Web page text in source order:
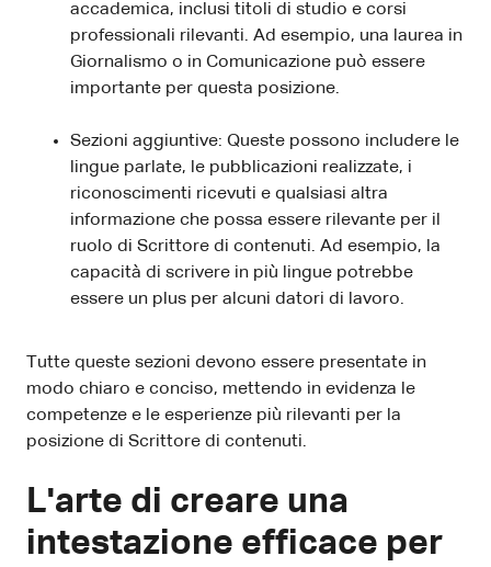
accademica, inclusi titoli di studio e corsi
professionali rilevanti. Ad esempio, una laurea in
Giornalismo o in Comunicazione può essere
importante per questa posizione.
Sezioni aggiuntive: Queste possono includere le
lingue parlate, le pubblicazioni realizzate, i
riconoscimenti ricevuti e qualsiasi altra
informazione che possa essere rilevante per il
ruolo di Scrittore di contenuti. Ad esempio, la
capacità di scrivere in più lingue potrebbe
essere un plus per alcuni datori di lavoro.
Tutte queste sezioni devono essere presentate in
modo chiaro e conciso, mettendo in evidenza le
competenze e le esperienze più rilevanti per la
posizione di Scrittore di contenuti.
L'arte di creare una
intestazione efficace per